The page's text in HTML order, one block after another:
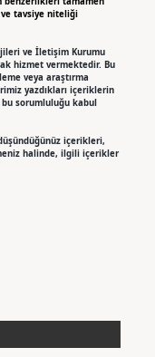
tavsiye niteliği
ve İletişim Kurumu
hizmet vermektedir. Bu
veya araştırma
yazdıkları içeriklerin
sorumluluğu kabul
içerikleri,
halinde, ilgili içerikler